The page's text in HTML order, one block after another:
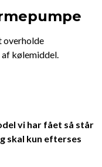
overholde
af kølemiddel.
vi har fået så står
skal kun efterses